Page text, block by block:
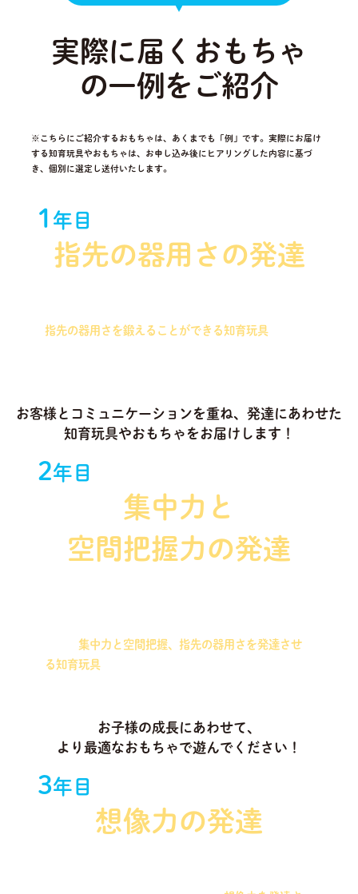
実際に届くおもちゃ
の一例をご紹介
※こちらにご紹介するおもちゃは、あくまでも「例」です。実際にお届け
する知育玩具やおもちゃは、
お申し込み後にヒアリングした内容に基づ
き、個別に選定し送付いたします。
1 年目
指先の器用さの発達
指先の器用さを鍛えることができる知育玩具
お客様とコミュニケーションを重ね、発達にあわせた
知育玩具やおもちゃをお届けします！
2年目
集中力と
空間把握力の発達
集中力と空間把握、指先の器用さを発達させ
る知育玩具
お子様の成長にあわせて、
より最適なおもちゃで遊んでください！
3年目
想像力の発達